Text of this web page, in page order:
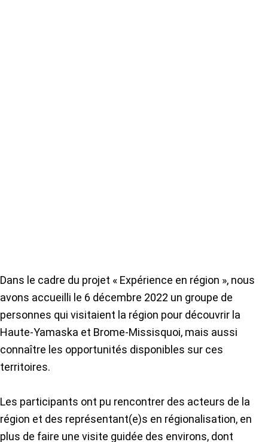
Dans le cadre du projet « Expérience en région », nous
avons accueilli le 6 décembre 2022 un groupe de
personnes qui visitaient la région pour découvrir la
Haute-Yamaska et Brome-Missisquoi, mais aussi
connaître les opportunités disponibles sur ces
territoires.
Les participants ont pu rencontrer des acteurs de la
région et des représentant(e)s en régionalisation, en
plus de faire une visite guidée des environs, dont